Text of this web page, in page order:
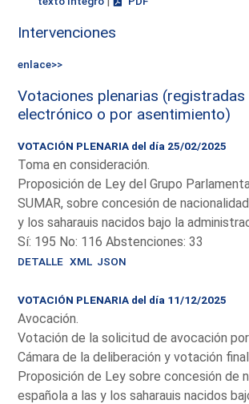
Intervenciones
enlace>>
Votaciones plenarias
electrónico o por asentimiento)
VOTACIÓN PLENARIA del día 25/02/2025
Toma en consideración.
Proposición de Ley del Grupo
SUMAR, sobre concesión de
y los saharauis nacidos bajo la
Sí: 195 No: 116 Abstenciones: 33
DETALLE XML JSON
VOTACIÓN PLENARIA del día 11/12/2025
Avocación.
Votación de la solicitud de avocación
Cámara de la deliberación y votación
Proposición de Ley sobre concesión de
española a las y los saharauis nacidos